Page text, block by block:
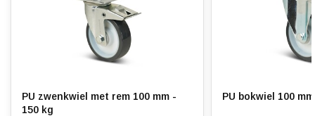
Temperatuur:
PU zwenkwiel met rem 100 mm -
150 kg
PU bokwiel 100